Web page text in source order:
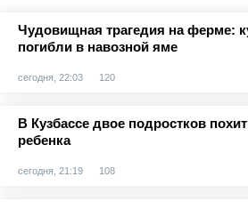
Чудовищная трагедия на ферме:
погибли в навозной яме
сегодня, 22:03 120
В Кузбассе двое подростков
ребенка
сегодня, 21:19 108